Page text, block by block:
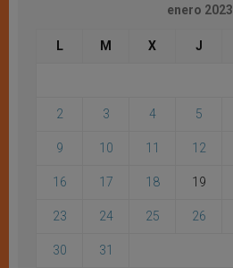
enero 2023
L M X J
2 3 4 5
9 10 11 12
16 17 18 19
23 24 25 26
30 31